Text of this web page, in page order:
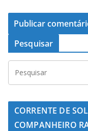
Pesquisar
CORRENTE DE
COMPANHEIRO